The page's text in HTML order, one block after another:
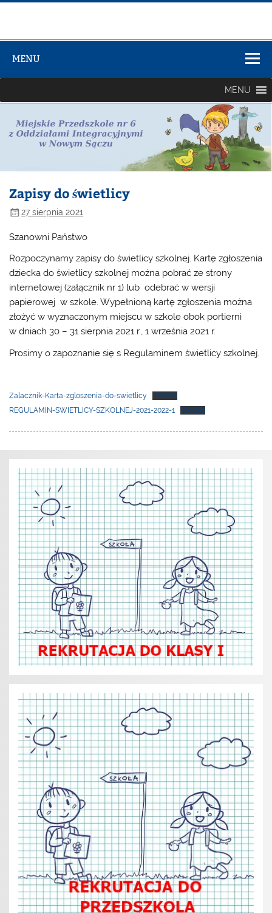
Szkolno-
Przedszkolny
nr 3
MENU
MENU
Zapisy do świetlicy
27 sierpnia 2021
Szanowni Państwo
Rozpoczynamy zapisy do świetlicy szkolnej. Kartę zgłoszenia
dziecka do świetlicy szkolnej można pobrać ze strony
internetowej (załącznik nr 1) lub odebrać w wersji
papierowej w szkole. Wypełnioną kartę zgłoszenia można
złożyć w wyznaczonym miejscu w szkole obok portierni
w dniach 30 – 31 sierpnia 2021 r., 1 września 2021 r.
Prosimy o zapoznanie się s Regulaminem świetlicy szkolnej.
Zalacznik-Karta-zgloszenia-do-swietlicy
Pobierz
REGULAMIN-SWIETLICY-SZKOLNEJ-2021-2022-1
Pobierz